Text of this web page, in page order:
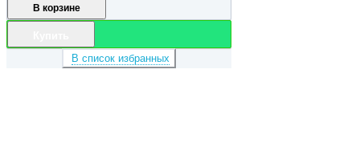
В корзине
В список избранных